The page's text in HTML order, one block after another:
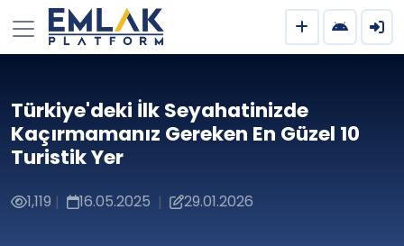
Türkiye'deki İlk Seyahatinizde
Kaçırmamanız Gereken En Güzel 10
Turistik Yer
1,119 | 16.05.2025 | 29.01.2026